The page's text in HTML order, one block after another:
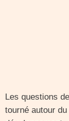
Les questions
tourné autour